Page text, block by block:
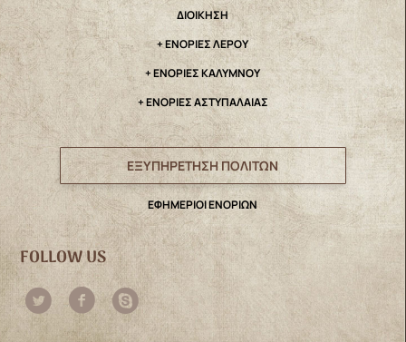
ΔΙΟΙΚΗΣΗ
+ ΕΝΟΡΙΕΣ ΛΕΡΟΥ
+ ΕΝΟΡΙΕΣ ΚΑΛΥΜΝΟΥ
+ ΕΝΟΡΙΕΣ ΑΣΤΥΠΑΛΑΙΑΣ
ΕΞΥΠΗΡΕΤΗΣΗ ΠΟΛΙΤΩΝ
ΕΦΗΜΕΡΙΟΙ ΕΝΟΡΙΩΝ
FOLLOW US